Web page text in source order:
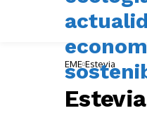
EME Estevia
Estevia